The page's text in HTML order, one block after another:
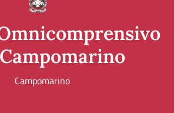
Campomarino